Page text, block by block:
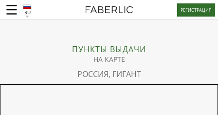
RU РЕГИСТРАЦИЯ
ПУНКТЫ ВЫДАЧИ
НА КАРТЕ
РОССИЯ, ГИГАНТ